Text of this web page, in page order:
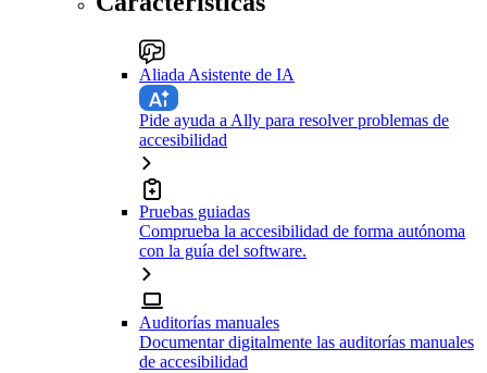
Aliada Asistente de IA
Pide ayuda a Ally para resolver problemas de
accesibilidad
Pruebas guiadas
Comprueba la accesibilidad de forma autónoma
con la guía del software.
Auditorías manuales
Documentar digitalmente las auditorías manuales
de accesibilidad